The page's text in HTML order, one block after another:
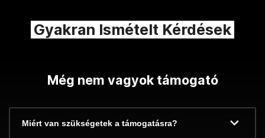
Gyakran Ismételt Kérdések
Még nem vagyok támogató
Miért van szükségetek a támogatásra?